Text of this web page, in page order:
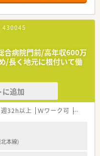
ープ会社を含め、岩手県内に
、転勤の心配なく働ける環境
ターとのやり取りから、開局
こられ、
環境を現場目線で考えてくだ
を導入しているほか、
ップを後押しする体制もござい
い方
430045
合病院門前/高年収600万
/長く地元に根付いて働
に追加
週32h以上 Ｗワーク可 残業な
本線)